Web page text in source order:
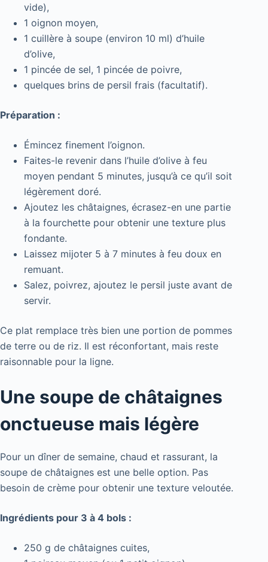
vide),
1 oignon moyen,
1 cuillère à soupe (environ 10 ml) d’huile
d’olive,
1 pincée de sel, 1 pincée de poivre,
quelques brins de persil frais (facultatif).
Préparation :
Émincez finement l’oignon.
Faites-le revenir dans l’huile d’olive à feu
moyen pendant 5 minutes, jusqu’à ce qu’il soit
légèrement doré.
Ajoutez les châtaignes, écrasez-en une partie
à la fourchette pour obtenir une texture plus
fondante.
Laissez mijoter 5 à 7 minutes à feu doux en
remuant.
Salez, poivrez, ajoutez le persil juste avant de
servir.
Ce plat remplace très bien une portion de pommes
de terre ou de riz. Il est réconfortant, mais reste
raisonnable pour la ligne.
Une soupe de châtaignes
onctueuse mais légère
Pour un dîner de semaine, chaud et rassurant, la
soupe de châtaignes est une belle option. Pas
besoin de crème pour obtenir une texture veloutée.
Ingrédients pour 3 à 4 bols :
250 g de châtaignes cuites,